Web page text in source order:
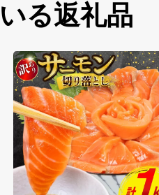
る返礼品